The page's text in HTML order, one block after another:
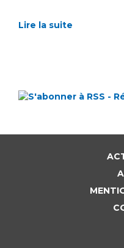
Lire la suite